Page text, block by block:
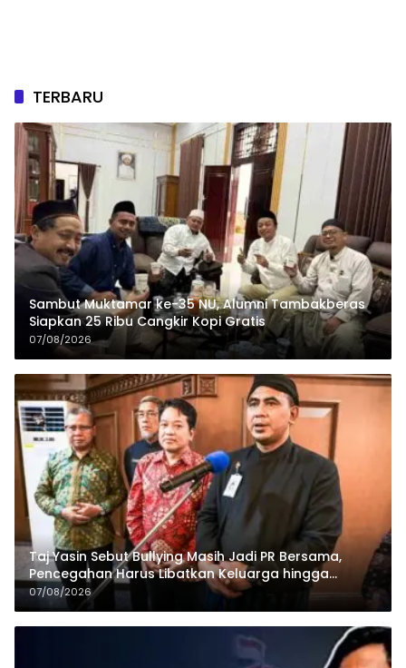
TERBARU
Sambut Muktamar ke-35 NU, Alumni Tambakberas
Siapkan 25 Ribu Cangkir Kopi Gratis
07/08/2026
Taj Yasin Sebut Bullying Masih Jadi PR Bersama,
Pencegahan Harus Libatkan Keluarga hingga
Pesantren
07/08/2026